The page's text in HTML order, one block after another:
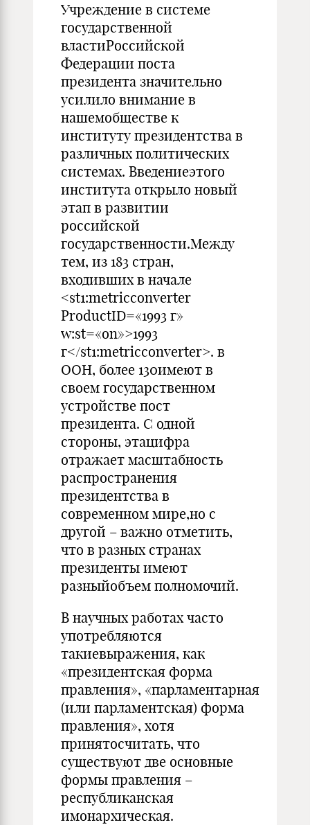
Учреждение в системе
государственной
властиРоссийской
Федерации поста
президента значительно
усилило внимание в
нашемобществе к
институту президентства в
различных политических
системах. Введениеэтого
института открыло новый
этап в развитии
российской
государственности.Между
тем, из 183 стран,
входивших в начале
<st1:metricconverter
ProductID=«1993 г»
w:st=«on»>1993
г</st1:metricconverter>. в
ООН, более 130имеют в
своем государственном
устройстве пост
президента. С одной
стороны, этацифра
отражает масштабность
распространения
президентства в
современном мире,но с
другой – важно отметить,
что в разных странах
президенты имеют
разныйобъем полномочий.
В научных работах часто
употребляются
такиевыражения, как
«президентская форма
правления», «парламентарная
(или парламентская) форма
правления», хотя
принятосчитать, что
существуют две основные
формы правления –
республиканская
имонархическая.